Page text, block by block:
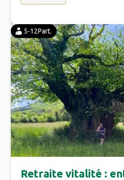
5-12Part.
Retraite vitalité :